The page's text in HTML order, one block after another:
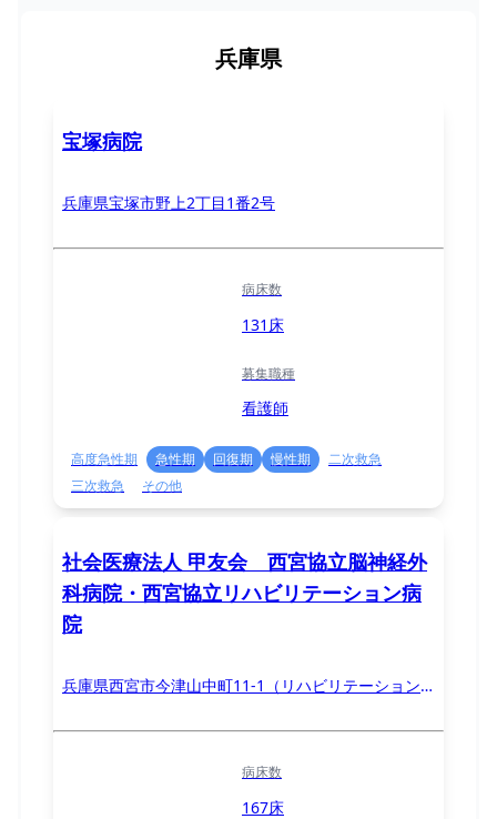
兵庫県
宝塚病院
兵庫県宝塚市野上2丁目1番2号
病床数
131床
募集職種
看護師
高度急性期 急性期 回復期 慢性期
二次救急
三次救急
その他
社会医療法人 甲友会 西宮協立脳神経外
科病院・西宮協立リハビリテーション病
院
兵庫県西宮市今津山中町11-1（リハビリテーション
病床数
167床